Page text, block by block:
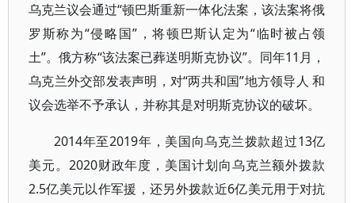
乌克兰议会通过“顿巴斯重新一体化法案，该法案将俄
罗斯称为“侵略国”，将顿巴斯认定为“临时被占领
土”。俄方称“该法案已葬送明斯克协议”。同年11月，
乌克兰外交部发表声明，对“两共和国”地方领导人 和
议会选举不予承认，并称其是对明斯克协议的破坏。
2014年至2019年，美国向乌克兰拨款超过13亿
美元。2020财政年度，美国计划向乌克兰额外拨款
2.5亿美元以作军援，还另外拨款近6亿美元用于对抗